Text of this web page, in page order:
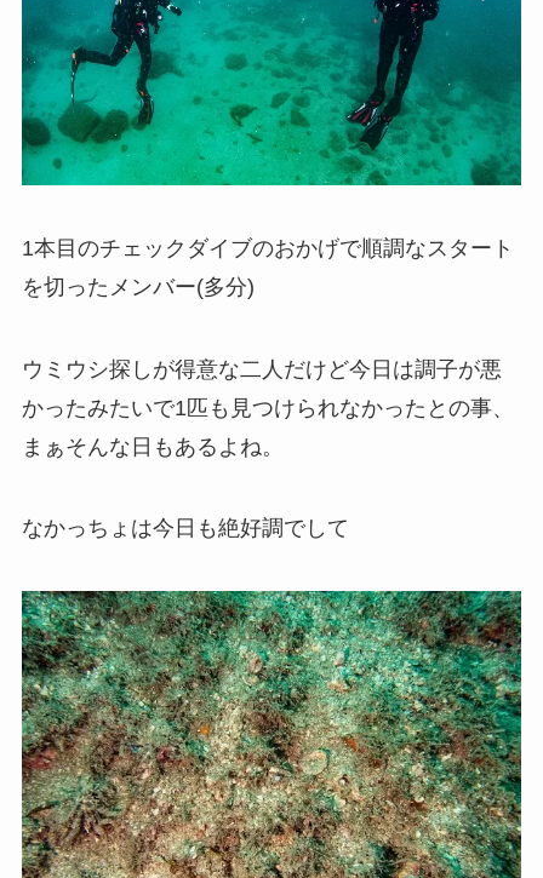
1本目のチェックダイブのおかげで順調なスタート
を切ったメンバー(多分)
ウミウシ探しが得意な二人だけど今日は調子が悪
かったみたいで1匹も見つけられなかったとの事、
まぁそんな日もあるよね。
なかっちょは今日も絶好調でして